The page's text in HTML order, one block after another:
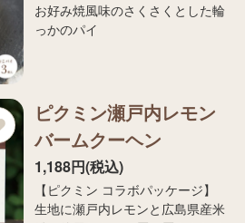
お好み焼風味のさくさくとした輪
っかのパイ
ピクミン瀬戸内レモン
バームクーヘン
1,188円(税込)
【ピクミン コラボパッケージ】
生地に瀬戸内レモンと広島県産米